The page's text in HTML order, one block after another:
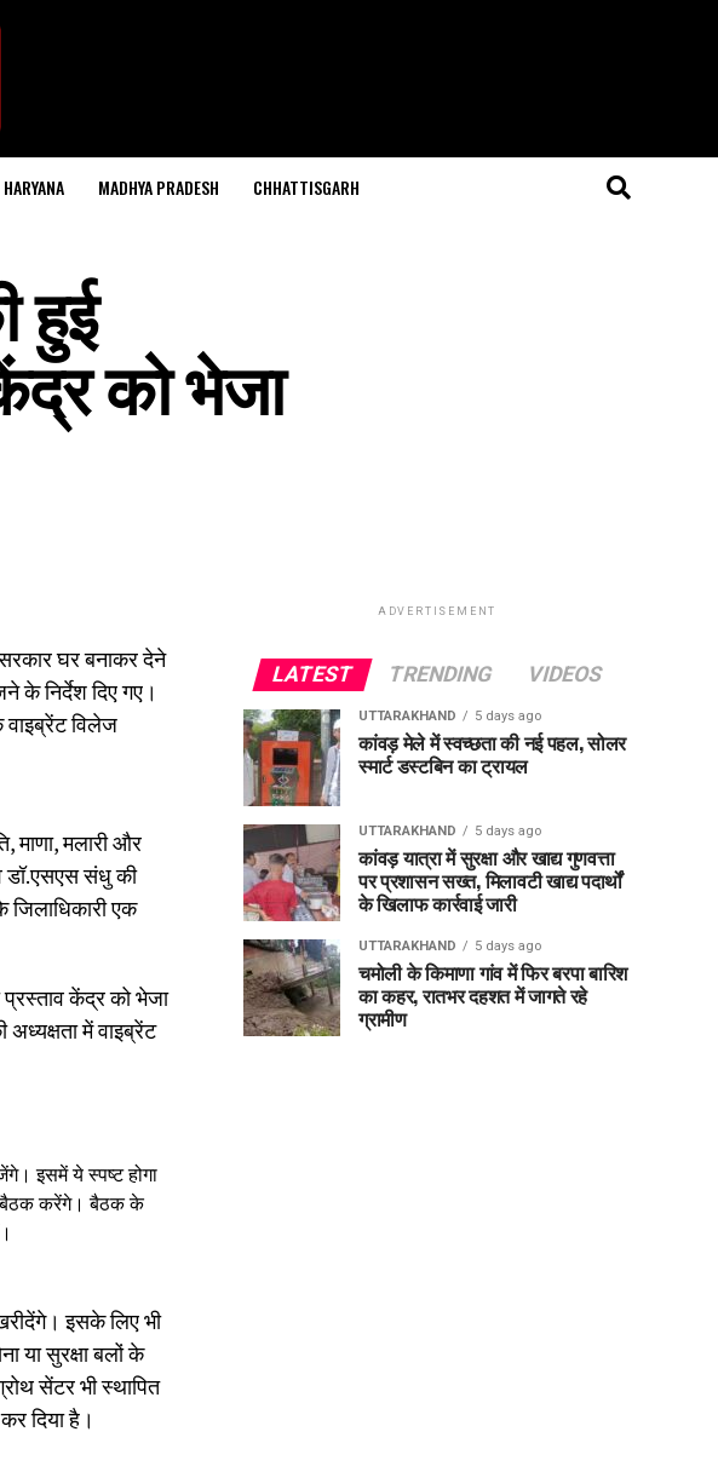
HARYANA MADHYA PRADESH CHHATTISGARH
हुई
को भेजा
घर बनाकर देने
के निर्देश दिए गए।
वाइब्रेंट विलेज
माणा, मलारी और
डॉ.एसएस संधु की
जिलाधिकारी एक
प्रस्ताव केंद्र को भेजा
में वाइब्रेंट
इसमें ये स्पष्ट होगा
बैठक करेंगे। बैठक के
इसके लिए भी
या सुरक्षा बलों के
सेंटर भी स्थापित
दिया है।
ADVERTISEMENT
LATEST TRENDING VIDEOS
UTTARAKHAND 5 days ago
कांवड़ मेले में स्वच्छता की नई पहल, सोलर
स्मार्ट डस्टबिन का ट्रायल
UTTARAKHAND 5 days ago
कांवड़ यात्रा में सुरक्षा और खाद्य गुणवत्ता
पर प्रशासन सख्त, मिलावटी खाद्य पदार्थों
के खिलाफ कार्रवाई जारी
UTTARAKHAND 5 days ago
चमोली के किमाणा गांव में फिर बरपा बारिश
का कहर, रातभर दहशत में जागते रहे
ग्रामीण